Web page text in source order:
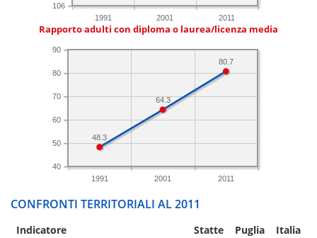
1991 2001 2011
106
Rapporto adulti con diploma o laurea/licenza media
1991 2001 2011
40
50
60
70
80
90
80.7
64.3
48.3
CONFRONTI TERRITORIALI AL 2011
Indicatore Statte Puglia Italia